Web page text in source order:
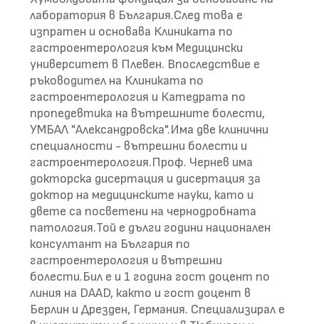
лаборатория в България.След това е
изпратен и основава Клиниката по
гастроентерология към Медицински
университет в Плевен. Впоследствие е
ръководител на Клиниката по
гастроентерология и Катедрата по
пропедевтика на вътрешните болести,
УМБАЛ "Александровска".Има две клинични
специалности - вътрешни болести и
гастроентерология.Проф. Чернев има
докторска дисертация и дисертация за
доктор на медицинските науки, като и
двете са посветени на чернодробната
патология.Той е дълги години национален
консултант на България по
гастроентерология и вътрешни
болести.Бил е и 1 година гост доцент по
линия на DAAD, както и гост доцент в
Берлин и Дрезден, Германия. Специализирал е